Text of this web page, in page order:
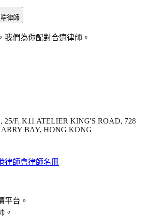
律師
我們為你配對合適律師。
25/F, K11 ATELIER KING'S ROAD, 728
BAY, HONG KONG
律師會律師名冊
平台。
。